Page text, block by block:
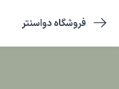
فروشگاه دواسنتر